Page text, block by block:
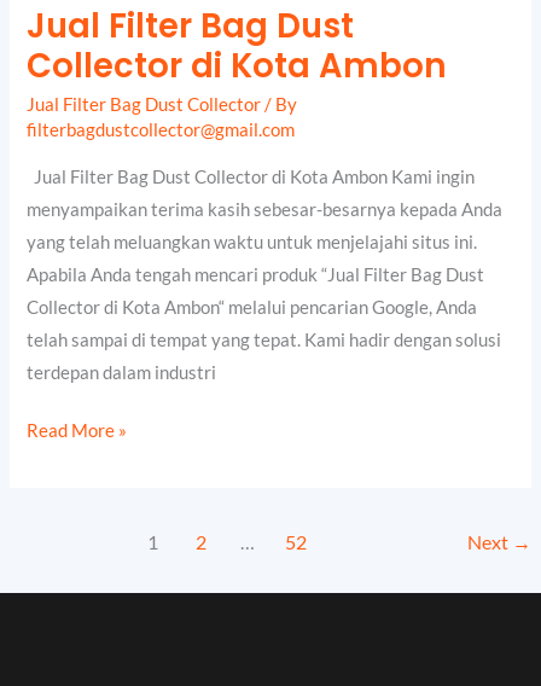
Jual Filter Bag Dust
Collector di Kota Ambon
Jual Filter Bag Dust Collector/ By
filterbagdustcollector@gmail.com
Jual Filter Bag Dust Collector di Kota Ambon Kami ingin
menyampaikan terima kasih sebesar-besarnya kepada Anda
yang telah meluangkan waktu untuk menjelajahi situs ini.
Apabila Anda tengah mencari produk “Jual Filter Bag Dust
Collector di Kota Ambon“ melalui pencarian Google, Anda
telah sampai di tempat yang tepat. Kami hadir dengan solusi
terdepan dalam industri
Jual
Filter
Dust
di
Kota
Ambon
Read More »
1 2 … 52 Next →